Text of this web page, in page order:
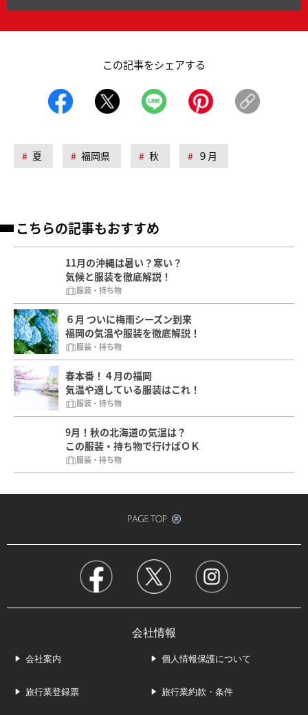
この記事をシェアする
夏 福岡県 秋 ９月
こちらの記事もおすすめ
11月の沖縄は暑い？寒い？
気候と服装を徹底解説！
服装・持ち物
６月 ついに梅雨シーズン到来
福岡の気温や服装を徹底解説！
服装・持ち物
春本番！４月の福岡
気温や適している服装はこれ！
服装・持ち物
9月！秋の北海道の気温は？
この服装・持ち物で行けばＯＫ
服装・持ち物
会社情報
会社案内 個人情報保護について
旅行業登録票 旅行業約款・条件